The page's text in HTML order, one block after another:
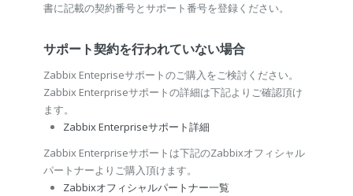
書に記載の契約番号とサポート番号を登録ください。
サポート契約を行われていない場合
Zabbix Entepriseサポートのご購入をご検討ください。
Zabbix Enterpriseサポートの詳細は下記よりご確認頂け
ます。
Zabbix Enterpriseサポート詳細
Zabbix Enterpriseサポートは下記のZabbixオフィシャル
パートナーよりご購入頂けます。
Zabbixオフィシャルパートナー一覧